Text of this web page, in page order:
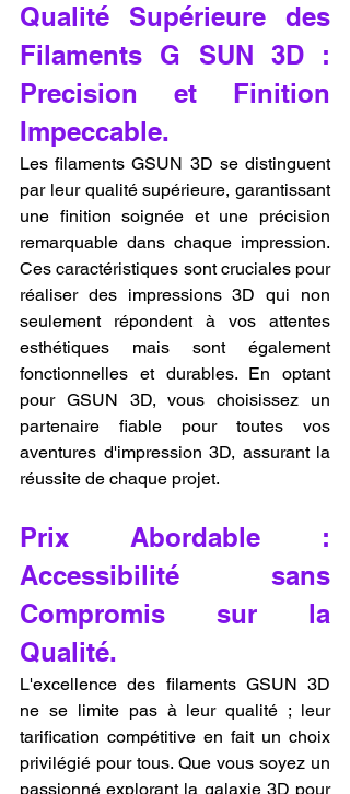
Qualité Supérieure des
Filaments G SUN 3D :
Precision et Finition
Impeccable.
Les filaments GSUN 3D se distinguent
par leur qualité supérieure, garantissant
une finition soignée et une précision
remarquable dans chaque impression.
Ces caractéristiques sont cruciales pour
réaliser des impressions 3D qui non
seulement répondent à vos attentes
esthétiques mais sont également
fonctionnelles et durables. En optant
pour GSUN 3D, vous choisissez un
partenaire fiable pour toutes vos
aventures d'impression 3D, assurant la
réussite de chaque projet.
Prix Abordable :
Accessibilité sans
Compromis sur la
Qualité.
L'excellence des filaments GSUN 3D
ne se limite pas à leur qualité ; leur
tarification compétitive en fait un choix
privilégié pour tous. Que vous soyez un
passionné explorant la galaxie 3D pour